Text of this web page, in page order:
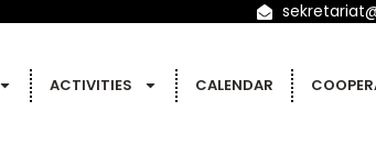
ACTIVITIES CALENDAR